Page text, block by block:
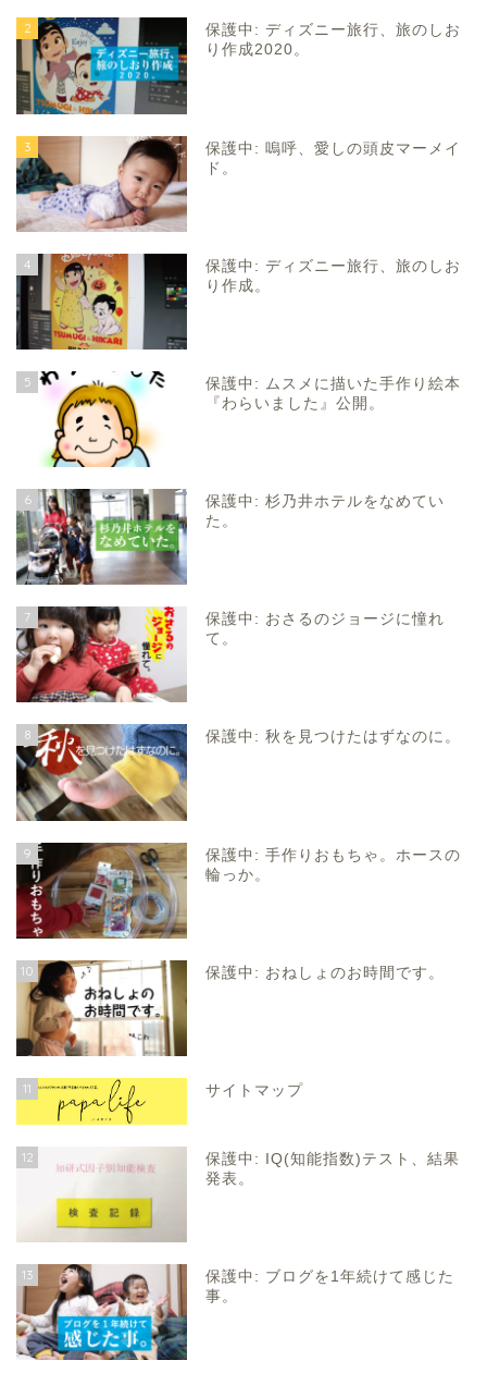
2
保護中: ディズニー旅行、旅のしお
り作成2020。
3
保護中: 嗚呼、愛しの頭皮マーメイ
ド。
4
保護中: ディズニー旅行、旅のしお
り作成。
5
保護中: ムスメに描いた手作り絵本
『わらいました』公開。
6
保護中: 杉乃井ホテルをなめてい
た。
7
保護中: おさるのジョージに憧れ
て。
8 保護中: 秋を見つけたはずなのに。
9
保護中: 手作りおもちゃ。ホースの
輪っか。
10 保護中: おねしょのお時間です。
11 サイトマップ
12
保護中: IQ(知能指数)テスト、結果
発表。
13
保護中: ブログを1年続けて感じた
事。